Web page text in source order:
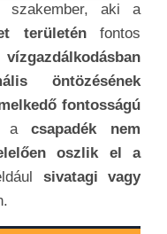
szakember, aki a
területén fontos
vízgazdálkodásban
öntözésének
fontosságú
acsapadék nem
oszlik el a
sivatagi vagy